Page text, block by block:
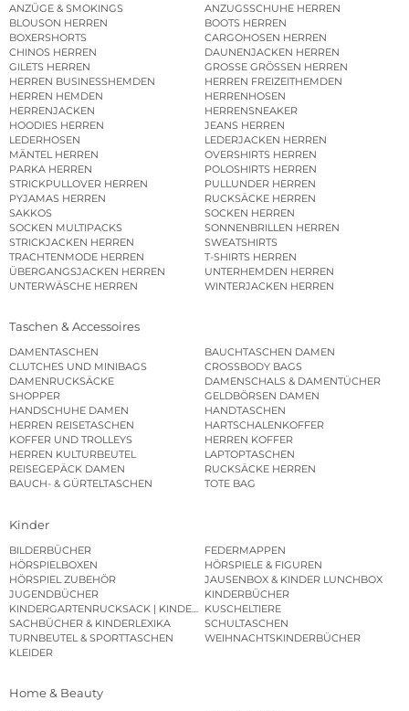
ANZÜGE & SMOKINGS
ANZUGSSCHUHE HERREN
BLOUSON HERREN
BOOTS HERREN
BOXERSHORTS
CARGOHOSEN HERREN
CHINOS HERREN
DAUNENJACKEN HERREN
GILETS HERREN
GROSSE GRÖSSEN HERREN
HERREN BUSINESSHEMDEN
HERREN FREIZEITHEMDEN
HERREN HEMDEN
HERRENHOSEN
HERRENJACKEN
HERRENSNEAKER
HOODIES HERREN
JEANS HERREN
LEDERHOSEN
LEDERJACKEN HERREN
MÄNTEL HERREN
OVERSHIRTS HERREN
PARKA HERREN
POLOSHIRTS HERREN
STRICKPULLOVER HERREN
PULLUNDER HERREN
PYJAMAS HERREN
RUCKSÄCKE HERREN
SAKKOS
SOCKEN HERREN
SOCKEN MULTIPACKS
SONNENBRILLEN HERREN
STRICKJACKEN HERREN
SWEATSHIRTS
TRACHTENMODE HERREN
T-SHIRTS HERREN
ÜBERGANGSJACKEN HERREN
UNTERHEMDEN HERREN
UNTERWÄSCHE HERREN
WINTERJACKEN HERREN
Taschen & Accessoires
DAMENTASCHEN
BAUCHTASCHEN DAMEN
CLUTCHES UND MINIBAGS
CROSSBODY BAGS
DAMENRUCKSÄCKE
DAMENSCHALS & DAMENTÜCHER
SHOPPER
GELDBÖRSEN DAMEN
HANDSCHUHE DAMEN
HANDTASCHEN
HERREN REISETASCHEN
HARTSCHALENKOFFER
KOFFER UND TROLLEYS
HERREN KOFFER
HERREN KULTURBEUTEL
LAPTOPTASCHEN
REISEGEPÄCK DAMEN
RUCKSÄCKE HERREN
BAUCH- & GÜRTELTASCHEN
TOTE BAG
Kinder
BILDERBÜCHER
FEDERMAPPEN
HÖRSPIELBOXEN
HÖRSPIELE & FIGUREN
HÖRSPIEL ZUBEHÖR
JAUSENBOX & KINDER LUNCHBOX
JUGENDBÜCHER
KINDERBÜCHER
KINDERGARTENRUCKSACK | KINDERGARTENBEUTEL
KUSCHELTIERE
SACHBÜCHER & KINDERLEXIKA
SCHULTASCHEN
TURNBEUTEL & SPORTTASCHEN
WEIHNACHTSKINDERBÜCHER
KLEIDER
Home & Beauty